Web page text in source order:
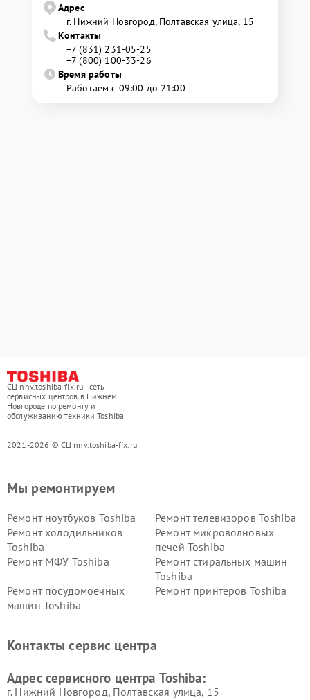
Адрес
г. Нижний Новгород, Полтавская улица, 15
Контакты
+7 (831) 231-05-25
+7 (800) 100-33-26
Время работы
Работаем с 09:00 до 21:00
СЦ nnv.toshiba-fix.ru - сеть
сервисных центров в Нижнем
Новгороде по ремонту и
обслуживанию техники Toshiba
2021-2026 © СЦ nnv.toshiba-fix.ru
Мы ремонтируем
Ремонт ноутбуков Toshiba
Ремонт телевизоров Toshiba
Ремонт холодильников
Toshiba
Ремонт микроволновых
печей Toshiba
Ремонт МФУ Toshiba
Ремонт стиральных машин
Toshiba
Ремонт посудомоечных
машин Toshiba
Ремонт принтеров Toshiba
Контакты сервис центра
Адрес сервисного центра Toshiba:
г. Нижний Новгород, Полтавская улица, 15